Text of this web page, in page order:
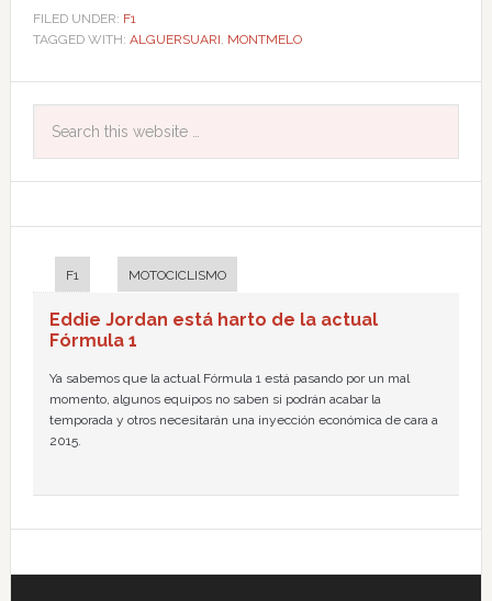
FILED UNDER: F1
TAGGED WITH: ALGUERSUARI, MONTMELO
F1 MOTOCICLISMO
Eddie Jordan está harto de la actual
Fórmula 1
Ya sabemos que la actual Fórmula 1 está pasando por un mal
momento, algunos equipos no saben si podrán acabar la
temporada y otros necesitarán una inyección económica de cara a
2015.